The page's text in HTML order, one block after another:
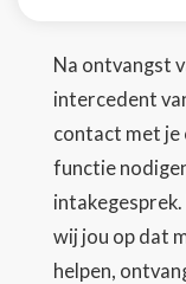
Na ontvangst
intercedent
contact met je
functie
wij jou op dat
helpen,